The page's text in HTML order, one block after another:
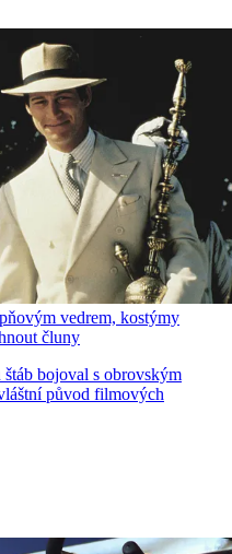
vedrem, kostýmy
čluny
bojoval s obrovským
původ filmových